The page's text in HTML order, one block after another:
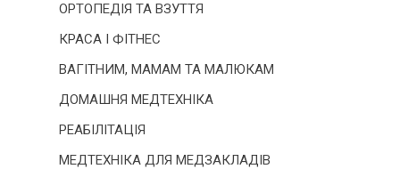
ОРТОПЕДІЯ ТА ВЗУТТЯ
КРАСА І ФІТНЕС
ВАГІТНИМ, МАМАМ ТА МАЛЮКАМ
ДОМАШНЯ МЕДТЕХНІКА
РЕАБІЛІТАЦІЯ
МЕДТЕХНІКА ДЛЯ МЕДЗАКЛАДІВ